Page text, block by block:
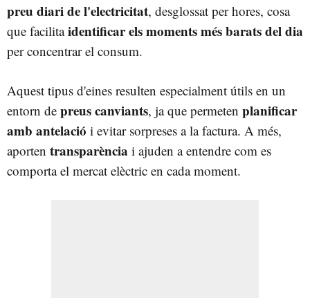
preu diari de l'electricitat, desglossat per hores, cosa
que facilitaidentificar els moments més barats del dia
per concentrar el consum.
Aquest tipus d'eines resulten especialment útils en un
entorn de preus canviants, ja que permeten planificar
amb antelació i evitar sorpreses a la factura. A més,
aporten transparència i ajuden a entendre com es
comporta el mercat elèctric en cada moment.